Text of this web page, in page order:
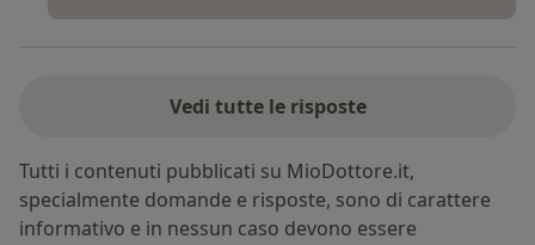
Vedi tutte le risposte
Tutti i contenuti pubblicati su MioDottore.it,
specialmente domande e risposte, sono di carattere
informativo e in nessun caso devono essere